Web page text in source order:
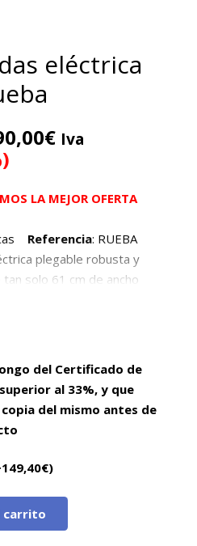
eléctrica
€El
es:
Iva
LA MEJOR OFERTA
Referencia: RUEBA
plegable robusta y
solo 61 cm de ancho
y regulables en
de hasta 156 Kg.
de dimensiones muy
del Certificado de
al 33%, y que
del mismo antes de
149,40€)
carrito